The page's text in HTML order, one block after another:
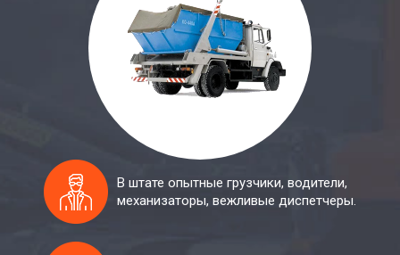
В штате опытные грузчики, водители,
механизаторы, вежливые диспетчеры.